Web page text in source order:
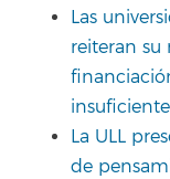
Las
reiteran su
insuficiente
La ULL
de